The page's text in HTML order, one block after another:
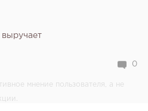
0
мнение пользователя, а не